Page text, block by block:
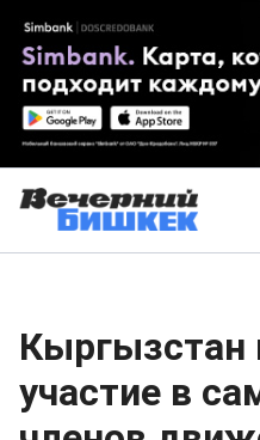
Кыргызстан
участие в